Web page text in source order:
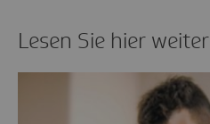
Lesen Sie hier weiter